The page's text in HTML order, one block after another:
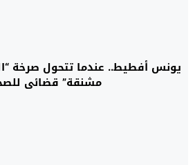
يونس أفطيط.. عندما تتحول صرخة
مشنقة” قضائي